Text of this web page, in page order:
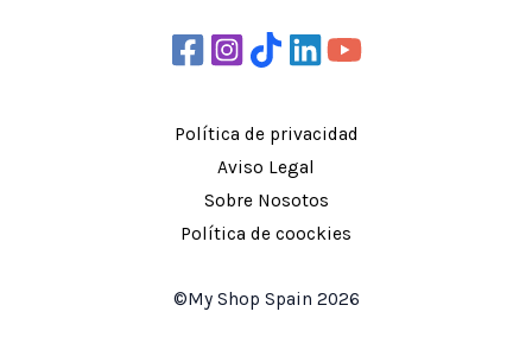
de
Política de privacidad
Aviso Legal
Sobre Nosotos
Política de coockies
©My Shop Spain 2026